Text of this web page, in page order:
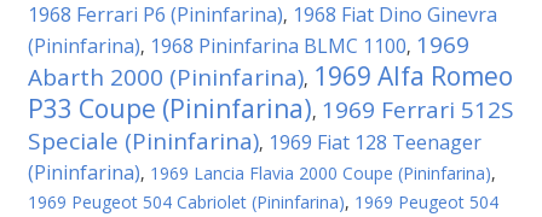
1968 Ferrari P6 (Pininfarina), 1968 Fiat Dino Ginevra
(Pininfarina), 1968 Pininfarina BLMC 1100, 1969
Abarth 2000 (Pininfarina), 1969 Alfa Romeo
P33 Coupe (Pininfarina), 1969 Ferrari 512S
Speciale (Pininfarina), 1969 Fiat 128 Teenager
(Pininfarina), 1969 Lancia Flavia 2000 Coupe (Pininfarina),
1969 Peugeot 504 Cabriolet (Pininfarina), 1969 Peugeot 504